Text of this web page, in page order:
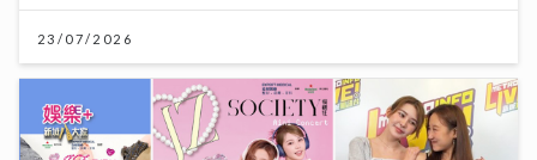
23/07/2026